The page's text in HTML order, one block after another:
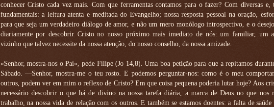
conhecer Cristo cada vez mais. Com que ferramentas contamos para o fazer? Com diversas e,
fundamentais: a leitura atenta e meditada do Evangelho; nossa resposta pessoal na oração,
para que seja um verdadeiro diálogo de amor, e não um mero monólogo introspectivo, e o
diariamente por descobrir Cristo no nosso próximo mais imediato de nós: um familiar, um
vizinho que talvez necessite da nossa atenção, do nosso conselho, da nossa amizade.
«Senhor, mostra-nos o Pai», pede Filipe (Jo 14,8). Uma boa petição para que a repitamos
Sábado. —Senhor, mostra-me o teu rosto. E podemos perguntar-nos: como é o meu
outros, podem ver em mim o reflexo de Cristo? Em que coisa pequena poderia lutar hoje? Aos
necessário descobrir o que há de divino na nossa tarefa diária, a marca de Deus no que nos
trabalho, na nossa vida de relação com os outros. E também se estamos doentes: a falta de